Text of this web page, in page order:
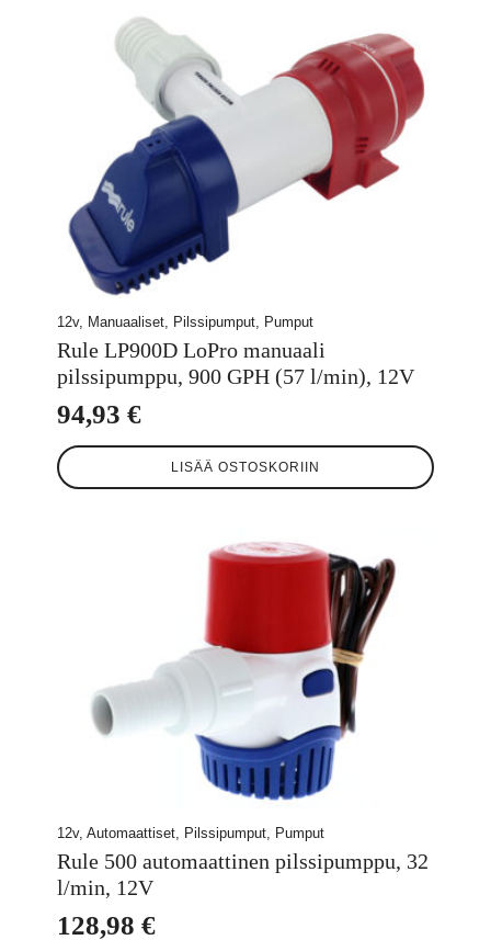
12v, Manuaaliset, Pilssipumput, Pumput
Rule LP900D LoPro manuaali
pilssipumppu, 900 GPH (57 l/min), 12V
94,93 €
LISÄÄ OSTOSKORIIN
12v, Automaattiset, Pilssipumput, Pumput
Rule 500 automaattinen pilssipumppu, 32
l/min, 12V
128,98 €